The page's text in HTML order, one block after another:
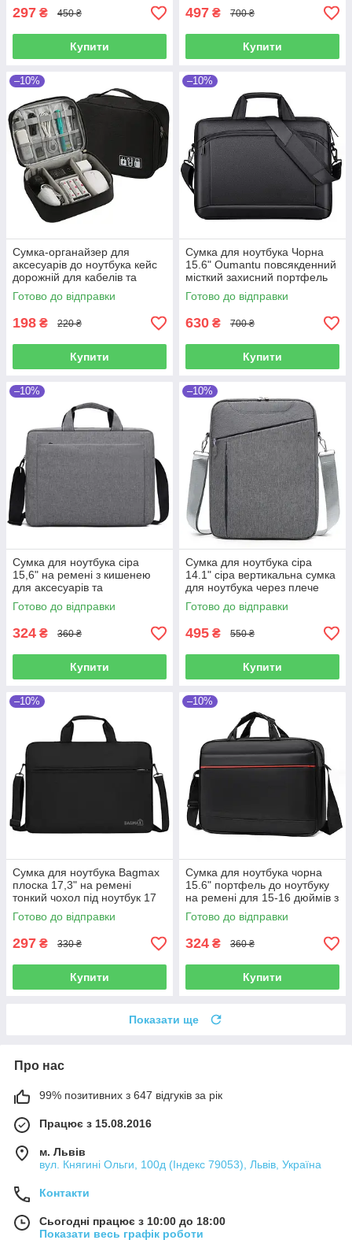
297 ₴ 450 ₴
Купити
497 ₴ 700 ₴
Купити
–10%
Сумка-органайзер для
аксесуарів до ноутбука кейс
дорожній для кабелів та
зарядки універсальний
чорний
Готово до відправки
198 ₴ 220 ₴
Купити
–10%
Сумка для ноутбука Чорна
15.6" Oumantu повсякденний
місткий захисний портфель
Готово до відправки
630 ₴ 700 ₴
Купити
–10%
Сумка для ноутбука сіра
15,6" на ремені з кишенею
для аксесуарів та
внутрішньою перегородкою
Готово до відправки
324 ₴ 360 ₴
Купити
–10%
Сумка для ноутбука сіра
14.1" сіра вертикальна сумка
для ноутбука через плече
Ділова сумка Сіра
Готово до відправки
495 ₴ 550 ₴
Купити
–10%
Сумка для ноутбука Bagmax
плоска 17,3" на ремені
тонкий чохол під ноутбук 17
дюймів чорна
Готово до відправки
297 ₴ 330 ₴
Купити
–10%
Сумка для ноутбука чорна
15.6" портфель до ноутбуку
на ремені для 15-16 дюймів з
кішенею для зарядки
Готово до відправки
324 ₴ 360 ₴
Купити
Показати ще
Про нас
99% позитивних з 647 відгуків за рік
Працює з 15.08.2016
м. Львів
вул. Княгині Ольги, 100д (Індекс 79053), Львів, Україна
Контакти
Сьогодні працює з 10:00 до 18:00
Показати весь графік роботи